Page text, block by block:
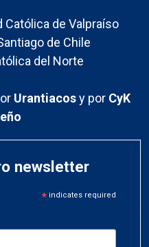
Católica de Valpraíso
de Chile
del Norte
Urantiacosy por CyK
newsletter
*indicates required